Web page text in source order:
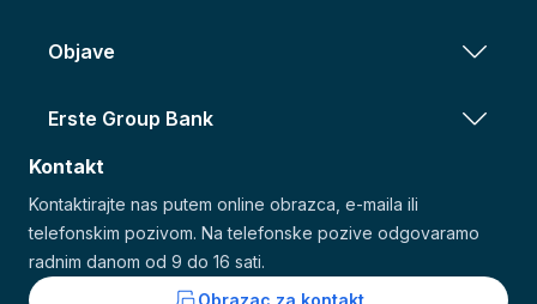
Objave
Erste Group Bank
Kontakt
Kontaktirajte nas putem online obrazca, e-maila ili
telefonskim pozivom. Na telefonske pozive odgovaramo
radnim danom od 9 do 16 sati.